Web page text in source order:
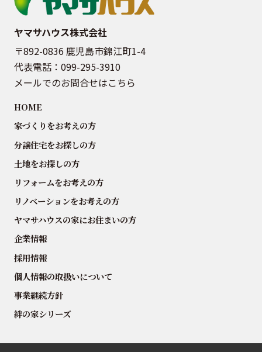
ヤマサハウス株式会社
〒892-0836 鹿児島市錦江町1-4
代表電話： 099-295-3910
メールでのお問合せはこちら
HOME
家づくりをお考えの方
分譲住宅をお探しの方
土地をお探しの方
リフォームをお考えの方
リノベーションをお考えの方
ヤマサハウスの家にお住まいの方
企業情報
採用情報
個人情報の取扱いについて
事業継続方針
絆の家シリーズ